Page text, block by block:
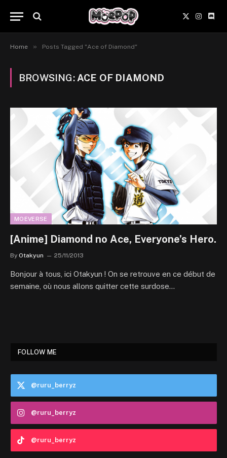
X
(Twitter)
Home » Posts Tagged "Ace of Diamond"
BROWSING: ACE OF DIAMOND
MOEVERSE
[Anime] Diamond no Ace, Everyone’s Hero.
By Otakyun 25/11/2013
Bonjour à tous, ici Otakyun ! On se retrouve en ce début de
semaine, où nous allons quitter cette surdose…
FOLLOW ME
@ruru_berryz
@ruru_berryz
@ruru_berryz